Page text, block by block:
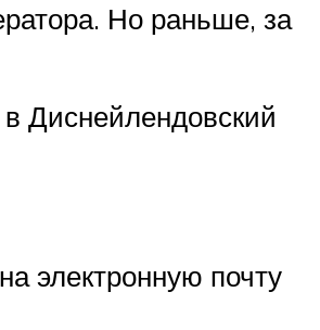
Но раньше, за
Диснейлендовский
электронную почту